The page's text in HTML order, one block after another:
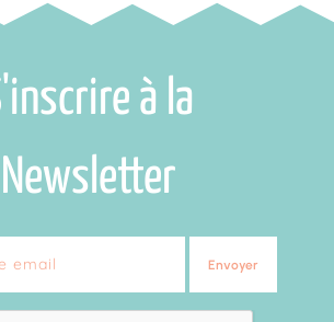
à la
Newsletter
Envoyer